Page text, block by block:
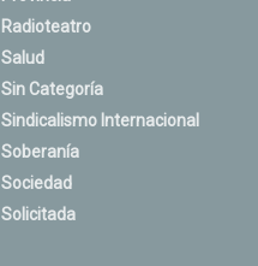
Radioteatro
Salud
Sin Categoría
Sindicalismo Internacional
Soberanía
Sociedad
Solicitada